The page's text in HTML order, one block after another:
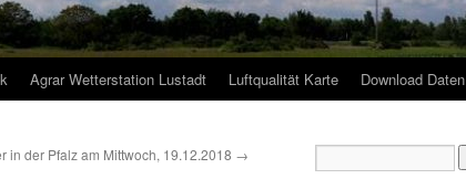
Agrar Wetterstation Lustadt Luftqualität Karte Download Daten
in der Pfalz am Mittwoch, 19.12.2018 →